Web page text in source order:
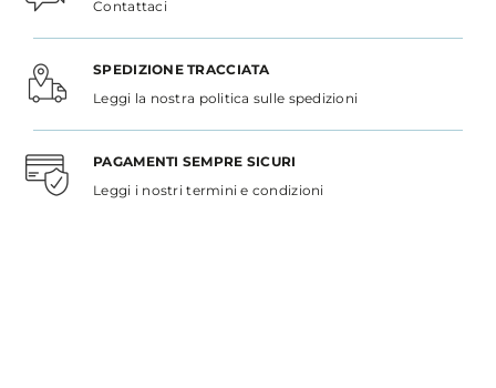
Contattaci
SPEDIZIONE TRACCIATA
Leggi la nostra politica sulle spedizioni
PAGAMENTI SEMPRE SICURI
Leggi i nostri termini e condizioni